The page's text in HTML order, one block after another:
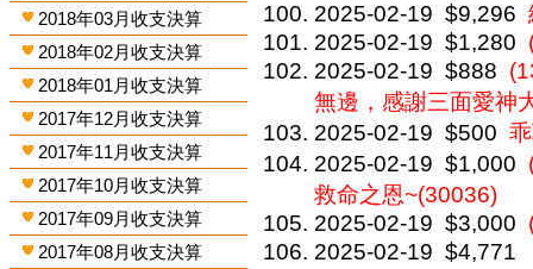
2018年03月收支決算
2018年02月收支決算
2018年01月收支決算
2017年12月收支決算
2017年11月收支決算
2017年10月收支決算
2017年09月收支決算
2017年08月收支決算
2025-02-19 $9,296
2025-02-19 $1,280
2025-02-19 $888
無邊，感謝三面愛神
2025-02-19 $500
2025-02-19 $1,000
救命之恩~(30036)
2025-02-19 $3,000
2025-02-19 $4,771